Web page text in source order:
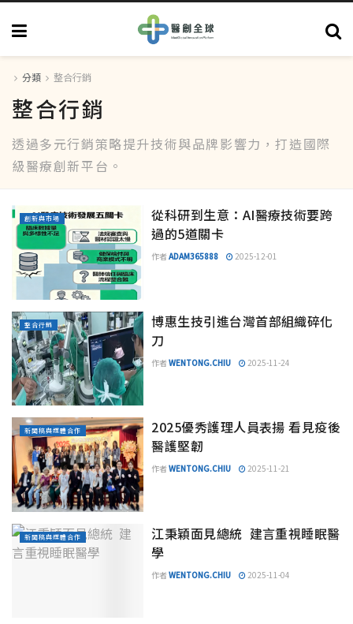
分類 整合行銷
整合行銷
透過多元行銷策略提升技術與品牌影響力，打造國際
級醫療創新平台。
創新與市場
從科研到生意：AI醫療技術要跨
過的5道關卡
作者ADAM365888 2025-12-01
整合行銷
博惠生技引進台灣首部組織碎化
刀
作者WENTONG.CHIU 2025-11-24
新聞稿與媒體合作
2025優秀護理人員表揚 看見疫後
醫護堅韌
作者WENTONG.CHIU 2025-11-21
新聞稿與媒體合作
江秉穎面見總統 建言重視睡眠醫
學
作者WENTONG.CHIU 2025-11-04